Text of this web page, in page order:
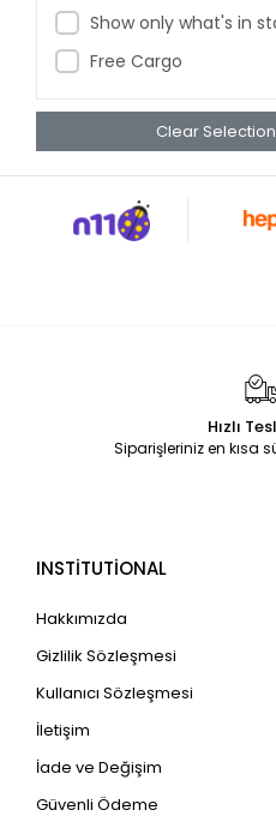
Fihristler
Yönetim Kurulu Karar
Yoklama Fişi
Tahsilat Makbuzu
Yıllık Ücretli İzin Defteri
ADLİ RAPOR KAYIT DEFTERİ
Apartman Makbuzları
Show only what's in
Free Cargo
Clear
Hızlı
Siparişleriniz en kısa
INSTİTUTİONAL
Hakkımızda
Gizlilik Sözleşmesi
Kullanıcı Sözleşmesi
İletişim
İade ve Değişim
Güvenli Ödeme